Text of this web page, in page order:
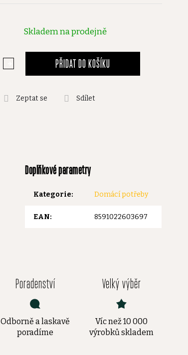
Skladem na prodejně
PŘIDAT DO KOŠÍKU
Zeptat se Sdílet
Doplňkové parametry
Kategorie: Domácí potřeby
EAN: 8591022603697
Poradenství
Odborně a laskavě
poradíme
Velký výběr
Víc než 10 000
výrobků skladem